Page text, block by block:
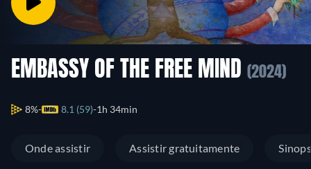
EMBASSY OF THE FREE MIND (2024)
8% 8.1 (59) 1h 34min
Onde assistir Assistir gratuitamente